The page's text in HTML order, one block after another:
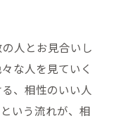
人とお見合いし
な人を見ていく
、相性のいい人
いう流れが、相